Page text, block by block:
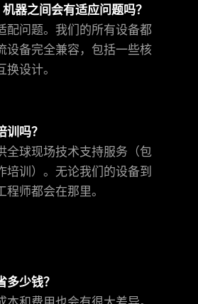
器之间会有适应问题吗？
配问题。我们的所有设备都
设备完全兼容，包括一些核
设计。
训吗？
全球现场技术支持服务（包
培训）。无论我们的设备到
师都会在那里。
多少钱？